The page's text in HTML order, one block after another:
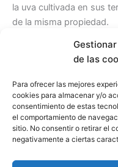
de las
Para ofrecer las mejores
cookies para almacenar y/o
consentimiento de estas
el comportamiento de
sitio. No consentir o retirar el
negativamente a ciertas
la uva cultivada en sus
de la misma propiedad.
Pinterest
Imprimir